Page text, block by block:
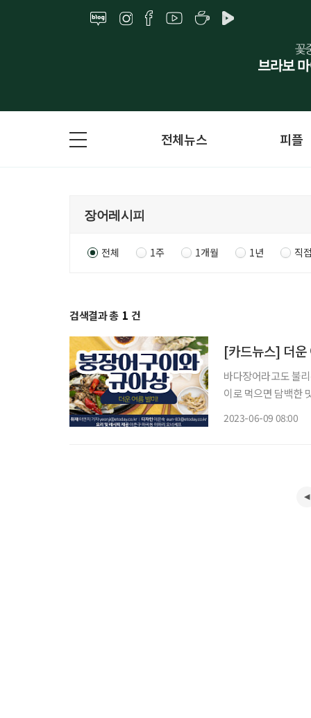
전체뉴스 피플
전체 1주 1개월 1년 직
검색결과 총 1 건
[카드뉴스] 더운
바다장어라고도 불
이로 먹으면 담백한
2023-06-09 08:00